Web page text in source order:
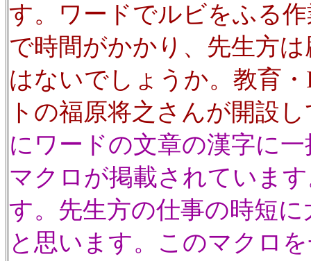
す。ワードでルビをふる
で時間がかかり、先生方
はないでしょうか。教育
トの福原将之さんが開設
にワードの文章の漢字に
マクロが掲載されていま
す。先生方の仕事の時短
と思います。このマクロ